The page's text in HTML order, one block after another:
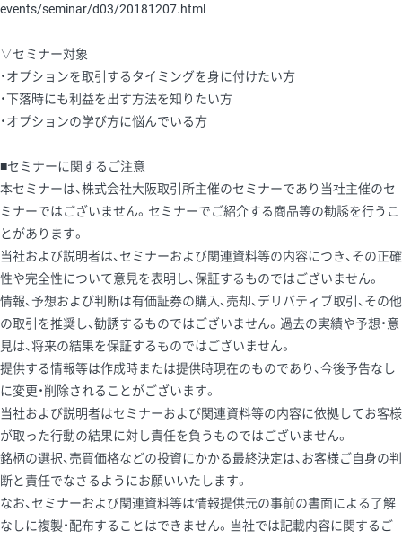
events/seminar/d03/20181207.html
▽セミナー対象
・オプションを取引するタイミングを身に付けたい方
・下落時にも利益を出す方法を知りたい方
・オプションの学び方に悩んでいる方
■セミナーに関するご注意
本セミナーは、株式会社大阪取引所主催のセミナーであり当社主催のセ
ミナーではございません。セミナーでご紹介する商品等の勧誘を行うこ
とがあります。
当社および説明者は、セミナーおよび関連資料等の内容につき、その正確
性や完全性について意見を表明し、保証するものではございません。
情報、予想および判断は有価証券の購入、売却、デリバティブ取引、その他
の取引を推奨し、勧誘するものではございません。過去の実績や予想・意
見は、将来の結果を保証するものではございません。
提供する情報等は作成時または提供時現在のものであり、今後予告なし
に変更・削除されることがございます。
当社および説明者はセミナーおよび関連資料等の内容に依拠してお客様
が取った行動の結果に対し責任を負うものではございません。
銘柄の選択、売買価格などの投資にかかる最終決定は、お客様ご自身の判
断と責任でなさるようにお願いいたします。
なお、セミナーおよび関連資料等は情報提供元の事前の書面による了解
なしに複製・配布することはできません。当社では記載内容に関するご